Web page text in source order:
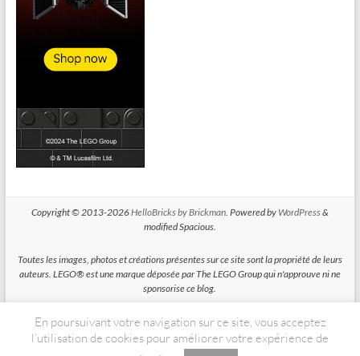
Copyright © 2013-2026HelloBricks by Brickman. Powered by WordPress&
modified Spacious.
Toutes les images, photos et créations présentes sur ce site sont la propriété de leurs
auteurs. LEGO® est une marque déposée par The LEGO Group qui n'approuve ni ne
sponsorise ce blog.
HelloBricks participe au Programme Partenaires d'Amazon EU, un programme
d'affiliation conçu pour permettre à des sites de percevoir une rémunération grace à
la création de liens vers Amazon.fr
En poursuivant votre navigation sur ce site, vous acceptez
l’utilisation de cookies pour améliorer votre expérience de